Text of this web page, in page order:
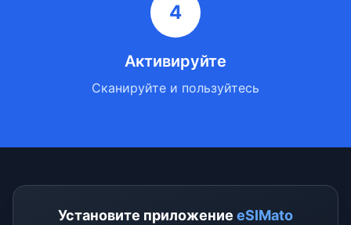
4
Активируйте
Сканируйте и пользуйтесь
Установите приложение eSIMato